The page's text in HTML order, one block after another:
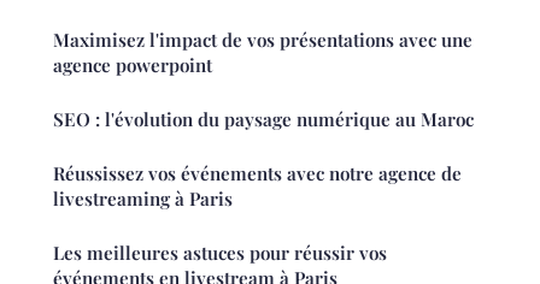
Maximisez l'impact de vos présentations avec une
agence powerpoint
SEO : l'évolution du paysage numérique au Maroc
Réussissez vos événements avec notre agence de
livestreaming à Paris
Les meilleures astuces pour réussir vos
événements en livestream à Paris